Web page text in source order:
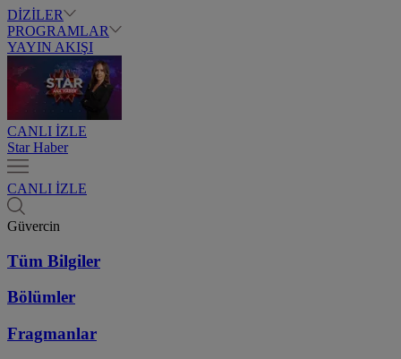
DİZİLER
PROGRAMLAR
YAYIN AKIŞI
CANLI İZLE
Star Haber
CANLI İZLE
Güvercin
Tüm Bilgiler
Bölümler
Fragmanlar